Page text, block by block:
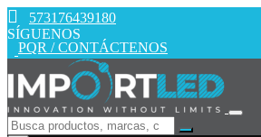
573176439180
SÍGUENOS
PQR / CONTÁCTENOS